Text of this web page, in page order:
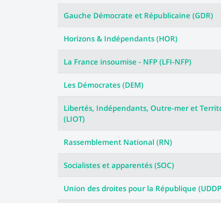
Gauche Démocrate et Républicaine (GDR)
Horizons & Indépendants (HOR)
La France insoumise - NFP (LFI-NFP)
Les Démocrates (DEM)
Libertés, Indépendants, Outre-mer et
(LIOT)
Rassemblement National (RN)
Socialistes et apparentés (SOC)
Union des droites pour la République